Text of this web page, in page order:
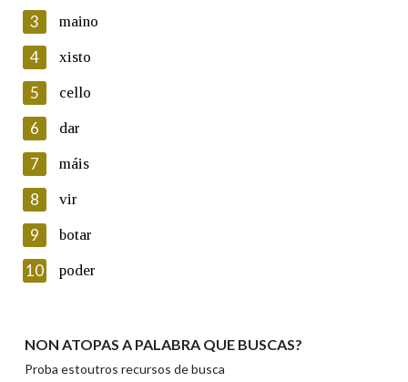
En cumprimento da normativa vixente en materia de
Protección de Datos de Carácter Persoal, a Real Academia
Galega informa a aqueles usuarios que faciliten o seu correo
electrónico, así como calquera outra información de carácter
persoal, que estes datos serán obxecto de tratamento
automatizado de carácter confidencial e incorporados aos seus
ficheiros informáticos. Así mesmo, os usuarios poderán exercer o
seu dereito de acceso, rectificación, oposición e cancelación dos
seus datos poñéndose en contacto connosco.
Lin e acepto as condicións da política de
Introduce o código que aparece na imaxe:
Texto de verificación
3 maino
4 xisto
5 cello
6 dar
7 máis
8 vir
9 botar
10 poder
NON ATOPAS A PALABRA QUE BUSCAS?
Proba estoutros recursos de busca